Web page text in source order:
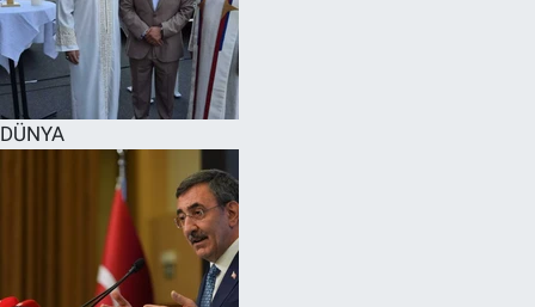
DÜNYA